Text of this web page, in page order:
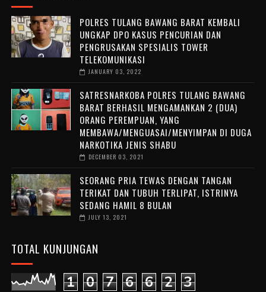
POLRES TULANG BAWANG BARAT KEMBALI
UNGKAP DPO KASUS PENCURIAN DAN
PENGRUSAKAN SPESIALIS TOWER
TELEKOMUNIKASI
JANUARY 03, 2022
SATRESNARKOBA POLRES TULANG BAWANG
BARAT BERHASIL MENGAMANKAN 2 (DUA)
ORANG PEREMPUAN, YANG
MEMBAWA/MENGUASAI/MENYIMPAN DI DUGA
NARKOTIKA JENIS SHABU
DECEMBER 03, 2021
SEORANG PRIA TEWAS DENGAN TANGAN
TERIKAT DAN TUBUH TERLIPAT, ISTRINYA
SEDANG HAMIL 8 BULAN
JULY 13, 2021
TOTAL KUNJUNGAN
1 0 7 6 6 2 3